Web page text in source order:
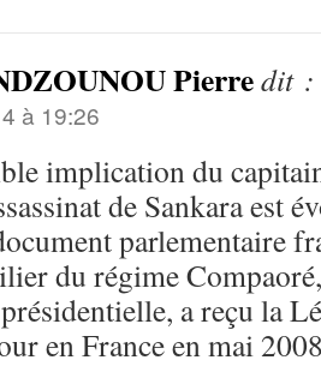
Pierredit :
à 19:26
implication du
de Sankara est
parlementaire
du régime
a reçu la
en France en mai